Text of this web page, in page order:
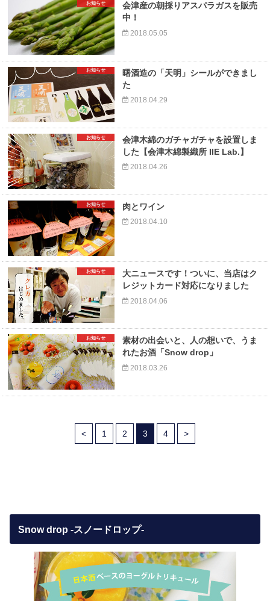
お知らせ
会津産の朝採りアスパラガスを販売
中！
2018.05.05
お知らせ
曙酒造の「天明」シールができまし
た
2018.04.29
お知らせ
会津木綿のガチャガチャを設置しま
した【会津木綿製織所 IIE Lab.】
2018.04.26
お知らせ 肉とワイン
2018.04.10
お知らせ
大ニュースです！ついに、当店はク
レジットカード対応になりました
2018.04.06
お知らせ
素材の出会いと、人の想いで、うま
れたお酒「Snow drop」
2018.03.26
< 1 2 3 4 >
Snow drop -スノードロップ-